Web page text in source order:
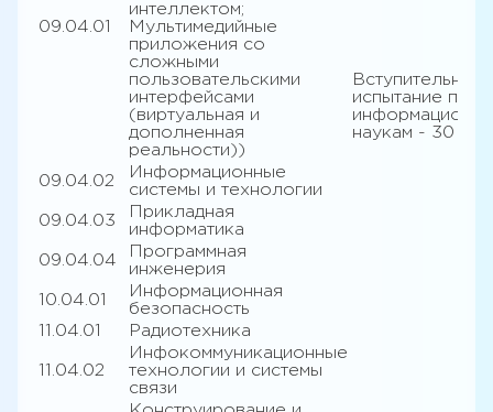
09.04.01
интеллектом;
Мультимедийные
приложения со
сложными
пользовательскими
интерфейсами
(виртуальная и
дополненная
реальности))
Вступительное
испытание по
наукам - 30
09.04.02
Информационные
системы и технологии
09.04.03
Прикладная
информатика
09.04.04
Программная
инженерия
10.04.01
Информационная
безопасность
11.04.01
Радиотехника
11.04.02
Инфокоммуникационные
технологии и системы
связи